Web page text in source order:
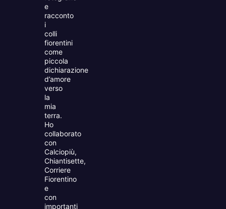
e
racconto
i
colli
fiorentini
come
piccola
dichiarazione
d’amore
verso
la
mia
terra.
Ho
collaborato
con
Calciopiù,
Chiantisette,
Corriere
Fiorentino
e
con
importanti